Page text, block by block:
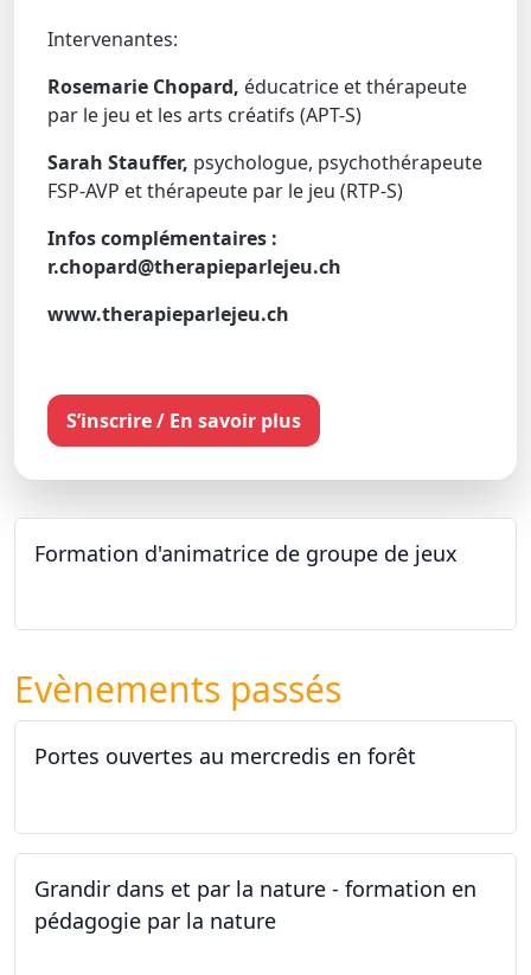
Intervenantes:
Rosemarie Chopard, éducatrice et thérapeute
par le jeu et les arts créatifs (APT-S)
Sarah Stauffer, psychologue, psychothérapeute
FSP-AVP et thérapeute par le jeu (RTP-S)
Infos complémentaires :
r.chopard@therapieparlejeu.ch
www.therapieparlejeu.ch
S’inscrire / En savoir plus
Formation d'animatrice de groupe de jeux
Evènements passés
Portes ouvertes au mercredis en forêt
Grandir dans et par la nature - formation en
pédagogie par la nature